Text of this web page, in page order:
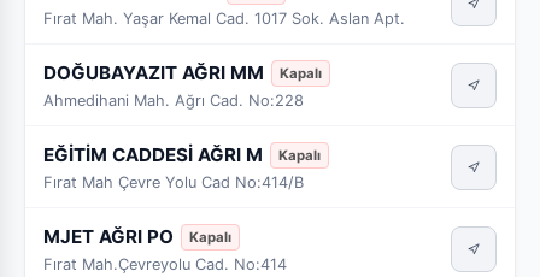
Fırat Mah. Yaşar Kemal Cad. 1017 Sok. Aslan Apt.
DOĞUBAYAZIT AĞRI MM Kapalı
Ahmedihani Mah. Ağrı Cad. No:228
EĞİTİM CADDESİ AĞRI M Kapalı
Fırat Mah Çevre Yolu Cad No:414/B
MJET AĞRI PO Kapalı
Fırat Mah.Çevreyolu Cad. No:414